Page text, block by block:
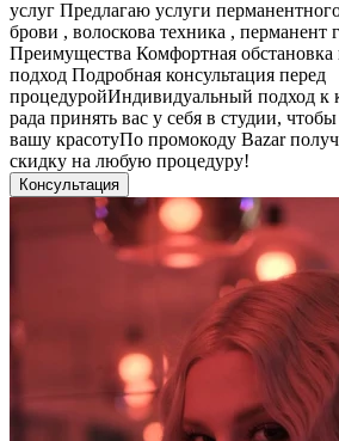
услуг Предлагаю услуги
брови , волоскова техника , перманент
Преимущества Комфортная
подход Подробная консультация перед
процедуройИндивидуальный подход к
рада принять вас у себя в студии,
вашу красотуПо промокоду Bazar
скидку на любую процедуру!
Консультация